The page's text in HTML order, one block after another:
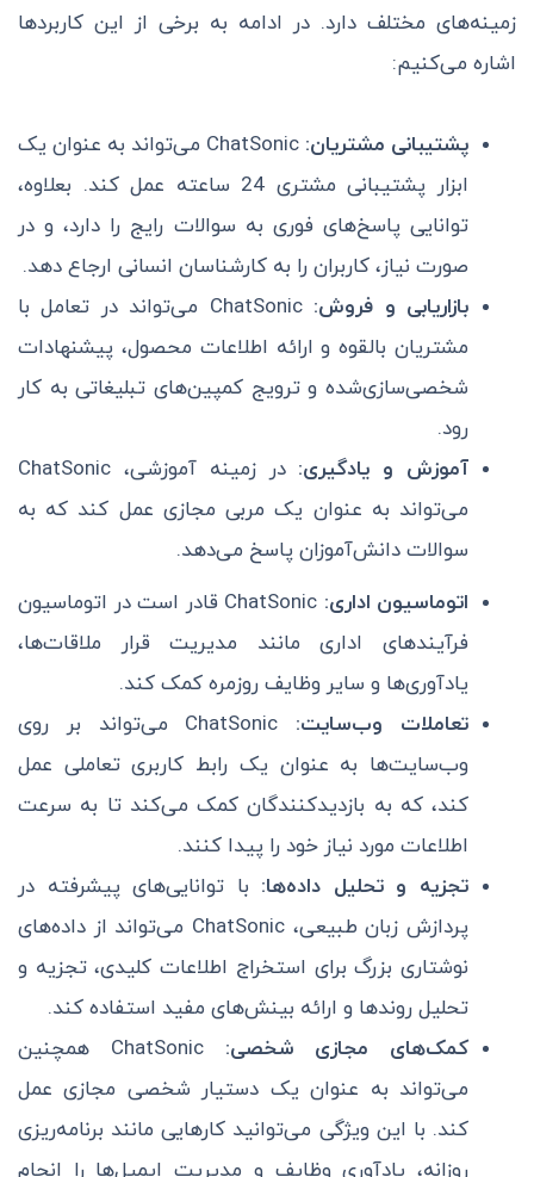
زمینه‌های مختلف دارد. در ادامه به برخی از این کاربردها
اشاره می‌کنیم:
پشتیبانی مشتریان:
ChatSonic می‌تواند به عنوان یک
ابزار پشتیبانی مشتری 24 ساعته عمل کند. بعلاوه،
توانایی پاسخ‌های فوری به سوالات رایج را دارد، و در
صورت نیاز، کاربران را به کارشناسان انسانی ارجاع دهد.
بازاریابی و فروش:
ChatSonic می‌تواند در تعامل با
مشتریان بالقوه و ارائه اطلاعات محصول، پیشنهادات
شخصی‌سازی‌شده و ترویج کمپین‌های تبلیغاتی به کار
رود.
آموزش و یادگیری:
در زمینه آموزشی، ChatSonic
می‌تواند به عنوان یک مربی مجازی عمل کند که به
سوالات دانش‌آموزان پاسخ می‌دهد.
اتوماسیون اداری:
ChatSonic قادر است در اتوماسیون
فرآیندهای اداری مانند مدیریت قرار ملاقات‌ها،
یادآوری‌ها و سایر وظایف روزمره کمک کند.
تعاملات وب‌سایت:
ChatSonic می‌تواند بر روی
وب‌سایت‌ها به عنوان یک رابط کاربری تعاملی عمل
کند، که به بازدیدکنندگان کمک می‌کند تا به سرعت
اطلاعات مورد نیاز خود را پیدا کنند.
تجزیه و تحلیل داده‌ها: با توانایی‌های پیشرفته در
پردازش زبان طبیعی، ChatSonic می‌تواند از داده‌های
نوشتاری بزرگ برای استخراج اطلاعات کلیدی، تجزیه و
تحلیل روندها و ارائه بینش‌های مفید استفاده کند.
کمک‌های مجازی شخصی:
ChatSonic همچنین
می‌تواند به عنوان یک دستیار شخصی مجازی عمل
کند. با این ویژگی می‌توانید کارهایی مانند برنامه‌ریزی